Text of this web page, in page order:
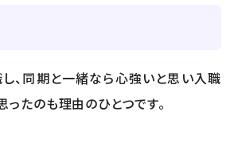
、同期と一緒なら心強いと思い入職
たのも理由のひとつです。